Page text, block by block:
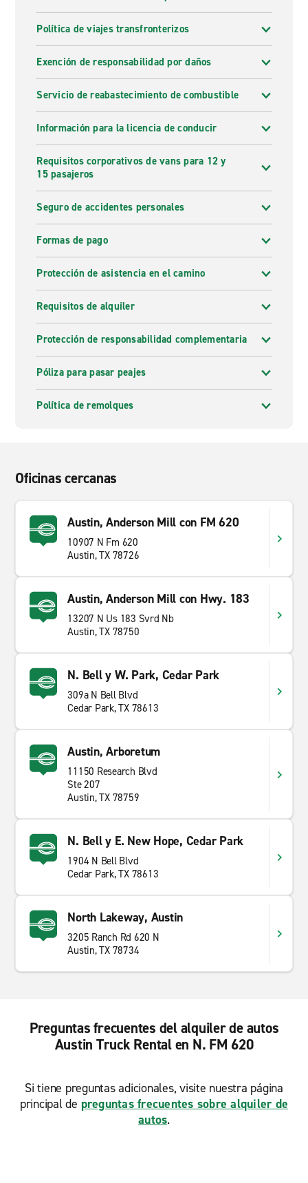
Política de viajes transfronterizos
Exención de responsabilidad por daños
Servicio de reabastecimiento de combustible
Información para la licencia de conducir
Requisitos corporativos de vans para 12 y
15 pasajeros
Seguro de accidentes personales
Formas de pago
Protección de asistencia en el camino
Requisitos de alquiler
Protección de responsabilidad complementaria
Póliza para pasar peajes
Política de remolques
Oficinas cercanas
Austin, Anderson Mill con FM 620
10907 N Fm 620
Austin, TX 78726
Austin, Anderson Mill con Hwy. 183
13207 N Us 183 Svrd Nb
Austin, TX 78750
N. Bell y W. Park, Cedar Park
309a N Bell Blvd
Cedar Park, TX 78613
Austin, Arboretum
11150 Research Blvd
Ste 207
Austin, TX 78759
N. Bell y E. New Hope, Cedar Park
1904 N Bell Blvd
Cedar Park, TX 78613
North Lakeway, Austin
3205 Ranch Rd 620 N
Austin, TX 78734
Preguntas frecuentes del alquiler de autos
Austin Truck Rental en N. FM 620
Si tiene preguntas adicionales, visite nuestra página
principal de preguntas frecuentes sobre alquiler de
autos.